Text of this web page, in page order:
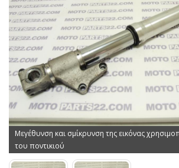
Μεγέθυνση και σμίκρυνση της εικόνας
του ποντικιού